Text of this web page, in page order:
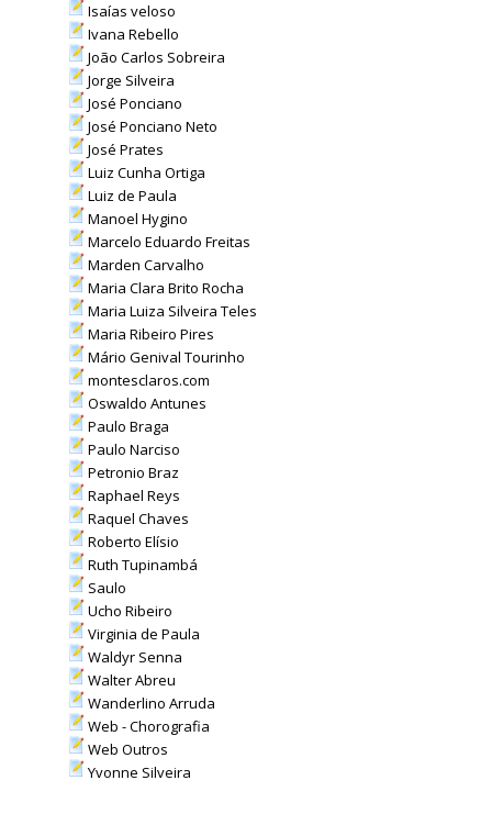
Isaías veloso
Ivana Rebello
João Carlos Sobreira
Jorge Silveira
José Ponciano
José Ponciano Neto
José Prates
Luiz Cunha Ortiga
Luiz de Paula
Manoel Hygino
Marcelo Eduardo Freitas
Marden Carvalho
Maria Clara Brito Rocha
Maria Luiza Silveira Teles
Maria Ribeiro Pires
Mário Genival Tourinho
montesclaros.com
Oswaldo Antunes
Paulo Braga
Paulo Narciso
Petronio Braz
Raphael Reys
Raquel Chaves
Roberto Elísio
Ruth Tupinambá
Saulo
Ucho Ribeiro
Virginia de Paula
Waldyr Senna
Walter Abreu
Wanderlino Arruda
Web - Chorografia
Web Outros
Yvonne Silveira